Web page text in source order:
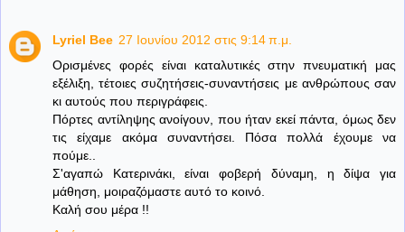
Lyriel Bee 27 Ιουνίου 2012 στις 9:14 π.μ.
Ορισμένες φορές είναι καταλυτικές στην πνευματική μας
εξέλιξη, τέτοιες συζητήσεις-συναντήσεις με ανθρώπους σαν
κι αυτούς που περιγράφεις.
Πόρτες αντίληψης ανοίγουν, που ήταν εκεί πάντα, όμως δεν
τις είχαμε ακόμα συναντήσει. Πόσα πολλά έχουμε να
πούμε..
Σ'αγαπώ Κατερινάκι, είναι φοβερή δύναμη, η δίψα για
μάθηση, μοιραζόμαστε αυτό το κοινό.
Καλή σου μέρα !!